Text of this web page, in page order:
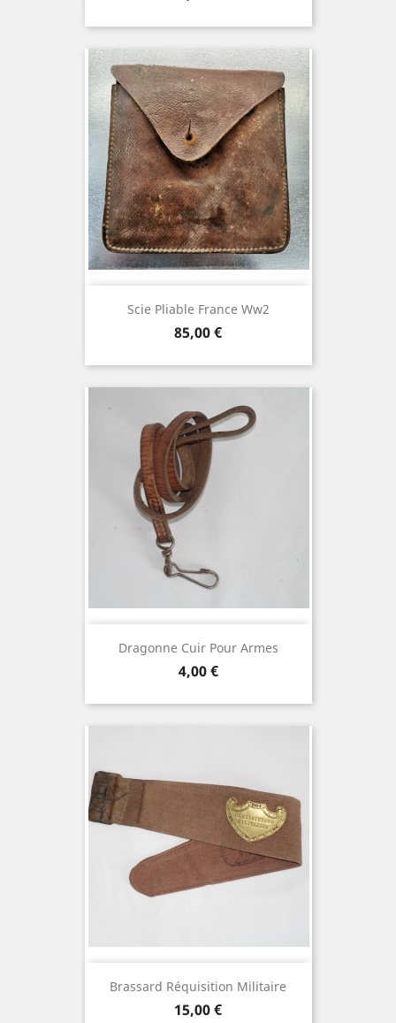
Scie Pliable France Ww2
Prix
85,00 €
Dragonne Cuir Pour Armes
Prix
4,00 €
Brassard Réquisition Militaire
Prix
15,00 €